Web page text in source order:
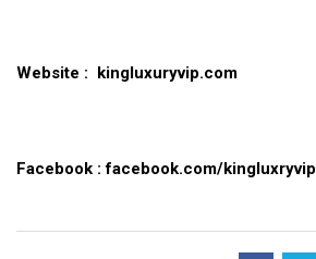
Website : kingluxuryvip.com
Facebook : facebook.com/kingluxryvip